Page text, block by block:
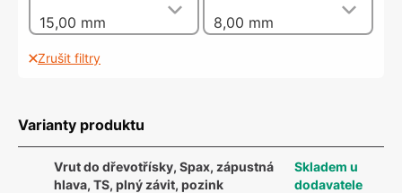
15,00 mm 8,00 mm
Zrušit filtry
Varianty produktu
Vrut do dřevotřísky, Spax, zápustná
hlava, TS, plný závit, pozink
Skladem u
dodavatele